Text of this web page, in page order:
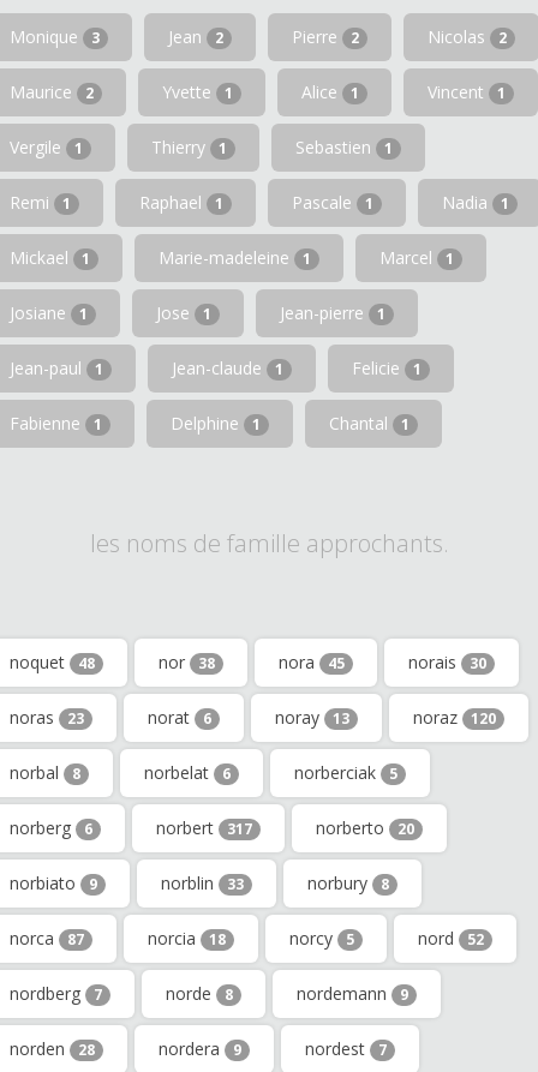
Monique 3 Jean 2 Pierre 2 Nicolas 2
Maurice 2 Yvette 1 Alice 1 Vincent 1
Vergile 1 Thierry 1 Sebastien 1
Remi 1 Raphael 1 Pascale 1 Nadia 1
Mickael 1 Marie-madeleine 1 Marcel 1
Josiane 1 Jose 1 Jean-pierre 1
Jean-paul 1 Jean-claude 1 Felicie 1
Fabienne 1 Delphine 1 Chantal 1
les noms de famille approchants.
noquet 48 nor 38 nora 45 norais 30
noras 23 norat 6 noray 13 noraz 120
norbal 8 norbelat 6 norberciak 5
norberg 6 norbert 317 norberto 20
norbiato 9 norblin 33 norbury 8
norca 87 norcia 18 norcy 5 nord 52
nordberg 7 norde 8 nordemann 9
norden 28 nordera 9 nordest 7